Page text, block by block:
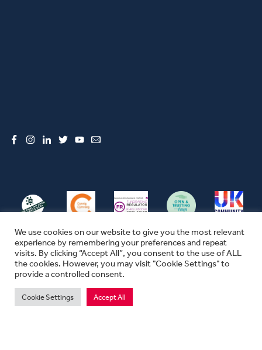
© CFW 2026 ALL RIGHTS RESERVED
FOUNDATION IN WALES
MAE SEFYDLIAD CYMUNEDOL CYMRU YN ELUSEN GOFRESTREDIG YN
We use cookies on our website to give you the most relevant
experience by remembering your preferences and repeat
visits. By clicking “Accept All”, you consent to the use of ALL
the cookies. However, you may visit "Cookie Settings" to
provide a controlled consent.
Cookie Settings Accept All